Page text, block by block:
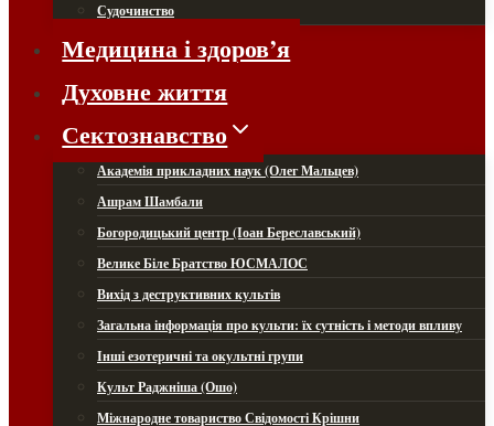
Судочинство
Медицина і здоров’я
Духовне життя
Сектознавство
Академія прикладних наук (Олег Мальцев)
Ашрам Шамбали
Богородицький центр (Іоан Береславський)
Велике Біле Братство ЮСМАЛОС
Вихід з деструктивних культів
Загальна інформація про культи: їх сутність і методи впливу
Інші езотеричні та окультні групи
Культ Раджніша (Ошо)
Міжнародне товариство Свідомості Крішни